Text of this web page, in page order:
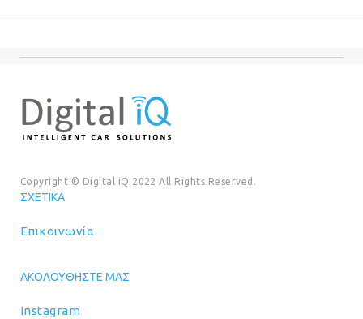
Copyright © Digital iQ 2022 All Rights Reserved.
ΣΧΕΤΙΚΆ
Επικοινωνία
ΑΚΟΛΟΥΘΉΣΤΕ ΜΑΣ
Instagram